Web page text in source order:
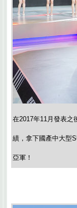
在2017年11月發表之
績，拿下國產中大型
亞軍！